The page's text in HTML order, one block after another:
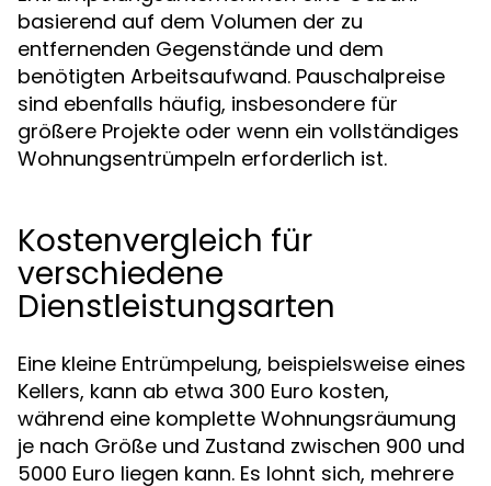
basierend auf dem Volumen der zu
entfernenden Gegenstände und dem
benötigten Arbeitsaufwand. Pauschalpreise
sind ebenfalls häufig, insbesondere für
größere Projekte oder wenn ein vollständiges
Wohnungsentrümpeln erforderlich ist.
Kostenvergleich für
verschiedene
Dienstleistungsarten
Eine kleine Entrümpelung, beispielsweise eines
Kellers, kann ab etwa 300 Euro kosten,
während eine komplette Wohnungsräumung
je nach Größe und Zustand zwischen 900 und
5000 Euro liegen kann. Es lohnt sich, mehrere